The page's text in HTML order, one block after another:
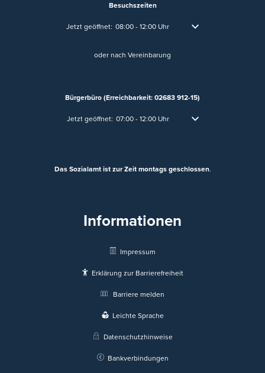
Besuchszeiten
Klicken, um weitere Öffnungs- oder Schließzeiten
Jetzt geöffnet: 08:00 - 12:00 Uhr Von 08:00 bis 12:00 Uhr
oder nach Vereinbarung
Bürgerbüro (Erreichbarkeit: 02683 912-15)
Klicken, um weitere Öffnungs- oder Schließzeiten
Jetzt geöffnet: 07:00- 12:00Uhr Von 07:00 bis 12:00 Uhr
Das Sozialamt ist zur Zeit montags geschlossen.
Informationen
Impressum
Erklärung zur Barrierefreiheit
Barriere melden
Leichte Sprache
Datenschutzhinweise
Bankverbindungen